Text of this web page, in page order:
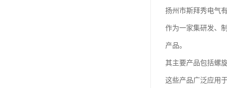
扬州市斯拜秀电气
作为一家集研发、
产品。
其主要产品包括螺
这些产品广泛应用